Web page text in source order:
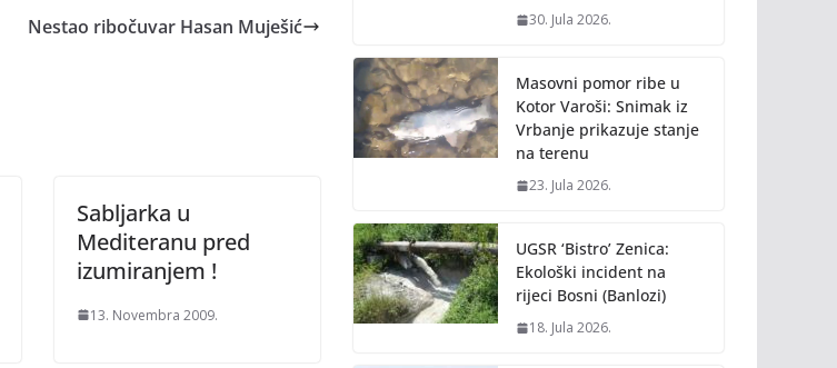
Nestao ribočuvar Hasan Muješić
Sabljarka u
Mediteranu pred
izumiranjem !
13. Novembra 2009.
30. Jula 2026.
Masovni pomor ribe u
Kotor Varoši: Snimak iz
Vrbanje prikazuje stanje
na terenu
23. Jula 2026.
UGSR ‘Bistro’ Zenica:
Ekološki incident na
rijeci Bosni (Banlozi)
18. Jula 2026.